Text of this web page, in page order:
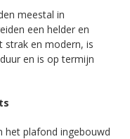
meestal in
een helder en
strak en modern, is
en is op termijn
het plafond ingebouwd